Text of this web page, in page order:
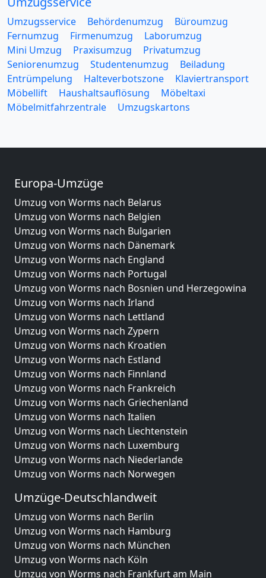
Umzugsservice Behördenumzug
Büroumzug
Fernumzug
Firmenumzug
Laborumzug
Mini Umzug
Praxisumzug
Privatumzug
Seniorenumzug
Studentenumzug
Beiladung
Entrümpelung
Halteverbotszone
Klaviertransport
Möbellift
Haushaltsauflösung
Möbeltaxi
Möbelmitfahrzentrale
Umzugskartons
Europa-Umzüge
Umzug von Worms nach Belarus
Umzug von Worms nach Belgien
Umzug von Worms nach Bulgarien
Umzug von Worms nach Dänemark
Umzug von Worms nach England
Umzug von Worms nach Portugal
Umzug von Worms nach Bosnien und Herzegowina
Umzug von Worms nach Irland
Umzug von Worms nach Lettland
Umzug von Worms nach Zypern
Umzug von Worms nach Kroatien
Umzug von Worms nach Estland
Umzug von Worms nach Finnland
Umzug von Worms nach Frankreich
Umzug von Worms nach Griechenland
Umzug von Worms nach Italien
Umzug von Worms nach Liechtenstein
Umzug von Worms nach Luxemburg
Umzug von Worms nach Niederlande
Umzug von Worms nach Norwegen
Umzüge-Deutschlandweit
Umzug von Worms nach Berlin
Umzug von Worms nach Hamburg
Umzug von Worms nach München
Umzug von Worms nach Köln
Umzug von Worms nach Frankfurt am Main